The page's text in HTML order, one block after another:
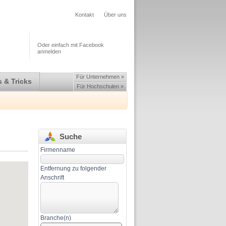
Kontakt Über uns
Oder einfach mit Facebook
anmelden
& Tricks
Für Unternehmen »
Für Hochschulen »
Suche
Firmenname
Entfernung zu folgender
Anschrift
Branche(n)